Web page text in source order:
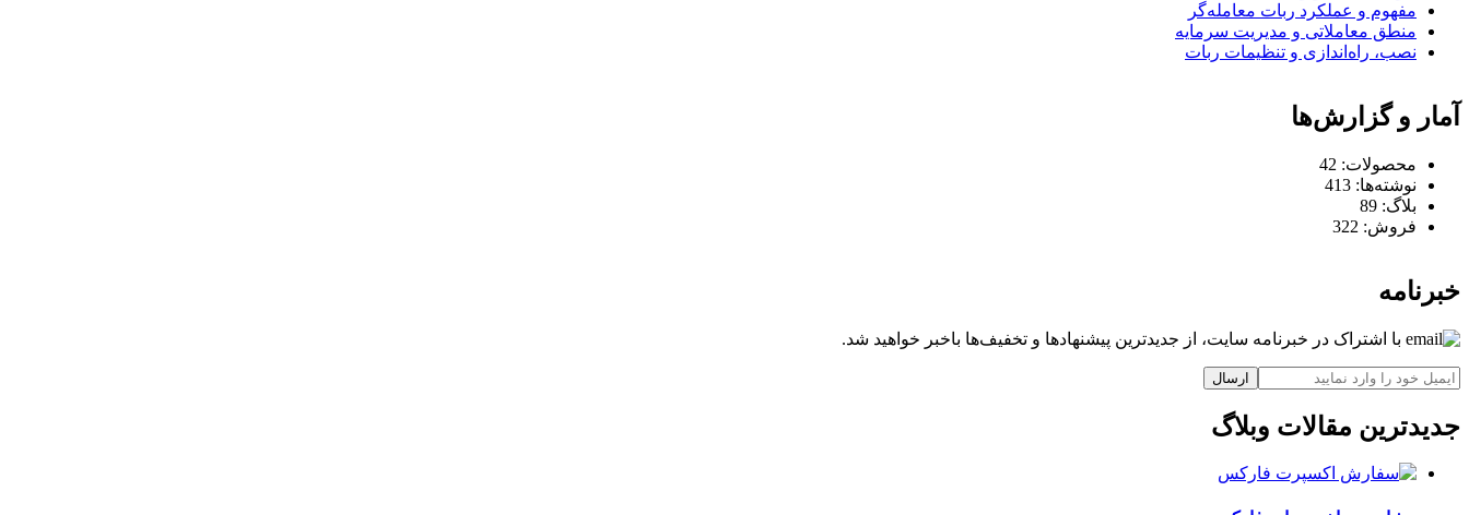
مفهوم و عملکرد ربات معامله‌گر
منطق معاملاتی و مدیریت سرمایه
نصب، راه‌اندازی و تنظیمات ربات
آمار و گزارش‌ها
محصولات: 42
نوشته‌ها: 413
بلاگ: 89
فروش: 322
خبرنامه
با اشتراک در خبرنامه سایت، از جدیدترین پیشنهادها و تخفیف‌ها باخبر خواهید شد.
ارسال
جدیدترین مقالات وبلاگ